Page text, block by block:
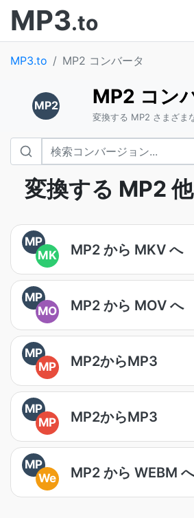
MP3.to
MP3.to MP2 コンバータ
MP2 MP2 コン
変換する MP2 さまざま
変換する MP2
MP
MK
MP2 から MKV へ
MP
MO
MP2 から MOV へ
MP
MP
MP2からMP3
MP
MP
MP2からMP3
MP
We
MP2 から WEBM へ